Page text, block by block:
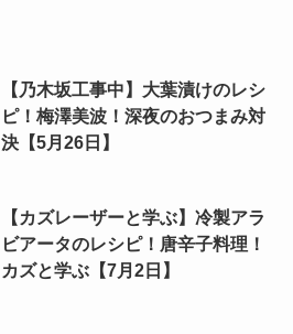
【乃木坂工事中】大葉漬けのレシ
ピ！梅澤美波！深夜のおつまみ対
決【5月26日】
【カズレーザーと学ぶ】冷製アラ
ビアータのレシピ！唐辛子料理！
カズと学ぶ【7月2日】